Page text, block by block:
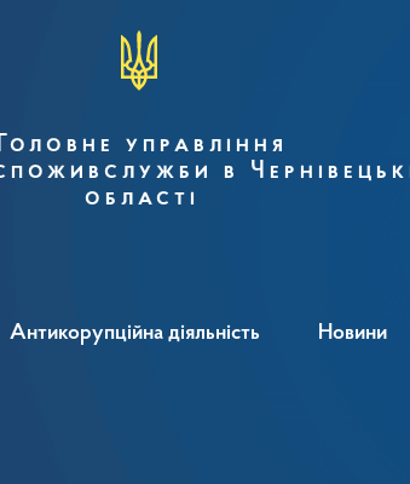
управління
в
області
Антикорупційна діяльність Новини